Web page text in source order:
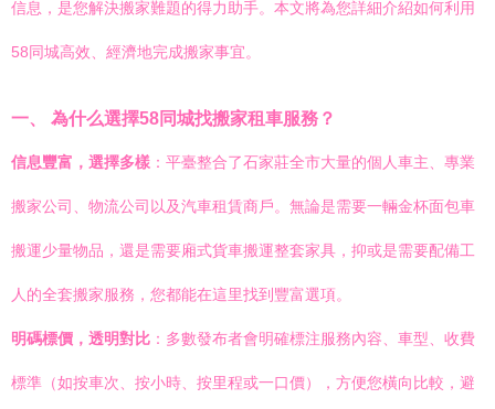
信息，是您解決搬家難題的得力助手。本文將為您詳細介紹如何利用
58同城高效、經濟地完成搬家事宜。
一、 為什么選擇58同城找搬家租車服務？
信息豐富，選擇多樣 ：平臺整合了石家莊全市大量的個人車主、專業
搬家公司、物流公司以及汽車租賃商戶。無論是需要一輛金杯面包車
搬運少量物品，還是需要廂式貨車搬運整套家具，抑或是需要配備工
人的全套搬家服務，您都能在這里找到豐富選項。
明碼標價，透明對比 ：多數發布者會明確標注服務內容、車型、收費
標準（如按車次、按小時、按里程或一口價），方便您橫向比較，避